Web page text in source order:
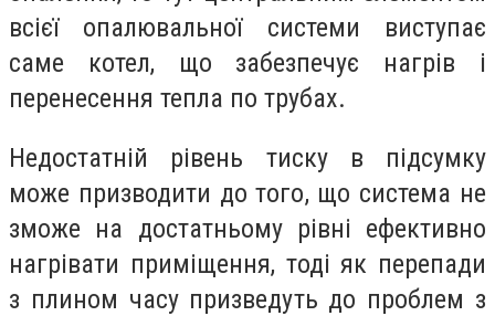
всієї опалювальної системи виступає
саме котел, що забезпечує нагрів і
перенесення тепла по трубах.
Недостатній рівень тиску в підсумку
може призводити до того, що система не
зможе на достатньому рівні ефективно
нагрівати приміщення, тоді як перепади
з плином часу призведуть до проблем з